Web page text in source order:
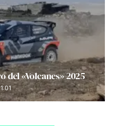
del «Volcanes» 2025